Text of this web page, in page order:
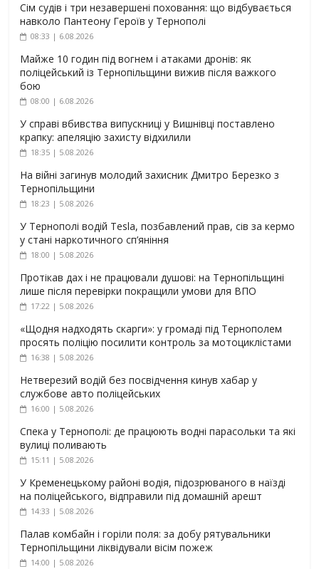
Сім судів і три незавершені поховання: що відбувається
навколо Пантеону Героїв у Тернополі
08:33 | 6.08.2026
Майже 10 годин під вогнем і атаками дронів: як
поліцейський із Тернопільщини вижив після важкого
бою
08:00 | 6.08.2026
У справі вбивства випускниці у Вишнівці поставлено
крапку: апеляцію захисту відхилили
18:35 | 5.08.2026
На війні загинув молодий захисник Дмитро Березко з
Тернопільщини
18:23 | 5.08.2026
У Тернополі водій Tesla, позбавлений прав, сів за кермо
у стані наркотичного сп’яніння
18:00 | 5.08.2026
Протікав дах і не працювали душові: на Тернопільщині
лише після перевірки покращили умови для ВПО
17:22 | 5.08.2026
«Щодня надходять скарги»: у громаді під Тернополем
просять поліцію посилити контроль за мотоциклістами
16:38 | 5.08.2026
Нетверезий водій без посвідчення кинув хабар у
службове авто поліцейських
16:00 | 5.08.2026
Спека у Тернополі: де працюють водні парасольки та які
вулиці поливають
15:11 | 5.08.2026
У Кременецькому районі водія, підозрюваного в наїзді
на поліцейського, відправили під домашній арешт
14:33 | 5.08.2026
Палав комбайн і горіли поля: за добу рятувальники
Тернопільщини ліквідували вісім пожеж
14:00 | 5.08.2026